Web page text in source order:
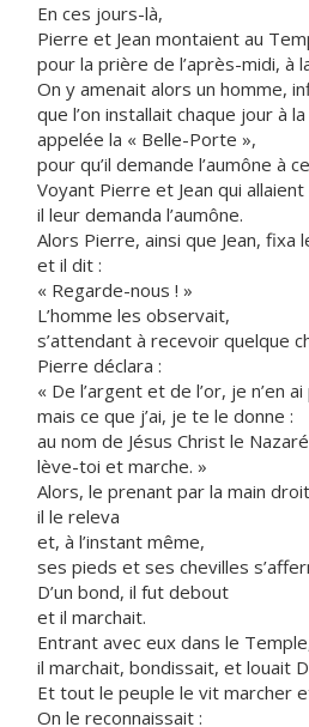
En ces jours-là,
Pierre et Jean montaient au
pour la prière de l’après-midi, à
On y amenait alors un homme,
que l’on installait chaque jour à
appelée la « Belle-Porte »,
pour qu’il demande l’aumône à
Voyant Pierre et Jean qui
il leur demanda l’aumône.
Alors Pierre, ainsi que Jean, fixa
et il dit :
« Regarde-nous ! »
L’homme les observait,
s’attendant à recevoir quelque
Pierre déclara :
« De l’argent et de l’or, je n’en ai
mais ce que j’ai, je te le donne :
au nom de Jésus Christ le
lève-toi et marche. »
Alors, le prenant par la main
il le releva
et, à l’instant même,
ses pieds et ses chevilles
D’un bond, il fut debout
et il marchait.
Entrant avec eux dans le
il marchait, bondissait, et louait
Et tout le peuple le vit marcher
On le reconnaissait :